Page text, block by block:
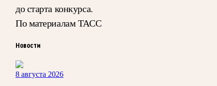
до старта конкурса.
По материалам ТАСС
Новости
8 августа 2026